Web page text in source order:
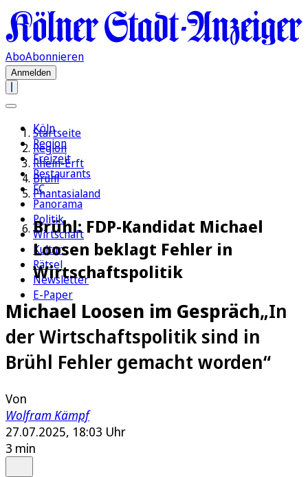
AboAbonnieren
Anmelden
Köln
Region
Freizeit
Restaurants
FC
Panorama
Politik
Wirtschaft
Kultur
Rätsel
Newsletter
E-Paper
Startseite
Region
Rhein-Erft
Brühl
Phantasialand
Brühl: FDP-Kandidat Michael
Loosen beklagt Fehler in
Wirtschaftspolitik
Michael Loosen im Gespräch„In
der Wirtschaftspolitik sind in
Brühl Fehler gemacht worden“
Von
Wolfram Kämpf
27.07.2025, 18:03 Uhr
3 min